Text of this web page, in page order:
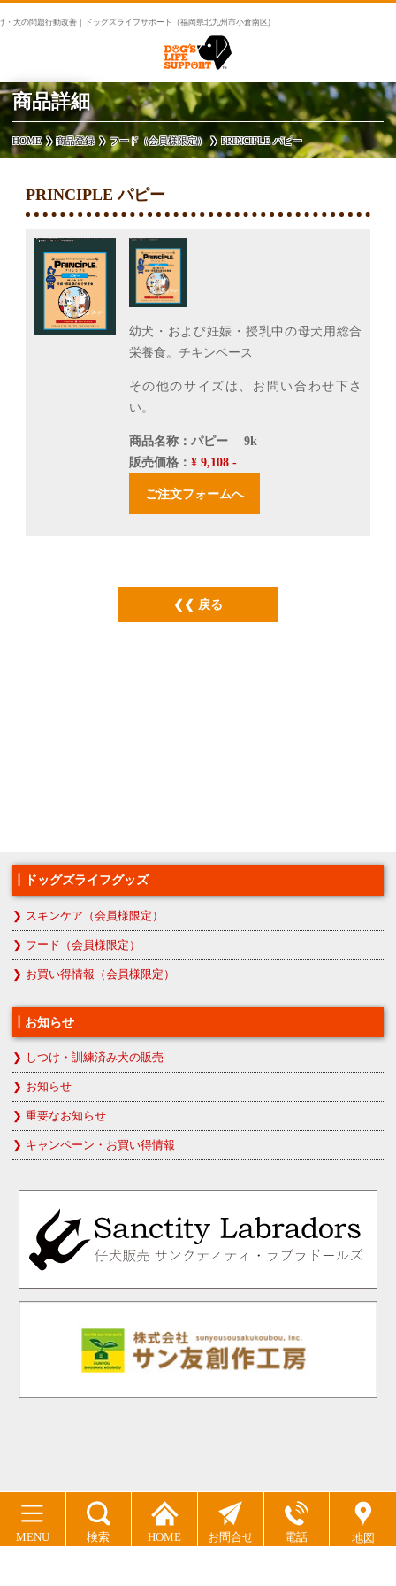
・犬の問題行動改善｜ドッグズライフサポート（福岡県北九州市小倉南区)
MENU 検索 HOME お問合せ 電話 地図
商品詳細
HOME 商品登録 フード（会員様限定） PRINCIPLE パピー
PRINCIPLE パピー
幼犬・および妊娠・授乳中の母犬用総合
栄養食。チキンベース
その他のサイズは、お問い合わせ下さ
い。
商品名称：パピー 9k
販売価格： ¥ 9,108 -
戻る
ドッグズライフグッズ
スキンケア（会員様限定）
フード（会員様限定）
お買い得情報（会員様限定）
お知らせ
しつけ・訓練済み犬の販売
お知らせ
重要なお知らせ
キャンペーン・お買い得情報